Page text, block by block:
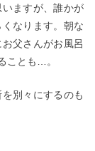
ますが、誰かが
なります。朝な
父さんがお風呂
ことも…。
別々にするのも